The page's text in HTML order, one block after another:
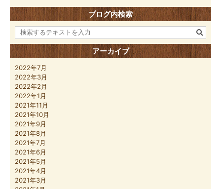
ブログ内検索
アーカイブ
2022年7月
2022年3月
2022年2月
2022年1月
2021年11月
2021年10月
2021年9月
2021年8月
2021年7月
2021年6月
2021年5月
2021年4月
2021年3月